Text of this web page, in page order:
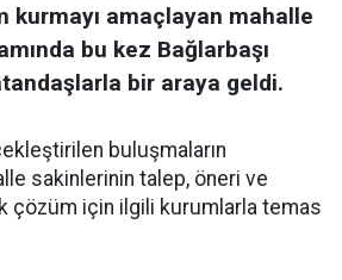
kurmayı amaçlayan mahalle
bu kez Bağlarbaşı
bir araya geldi.
buluşmaların
sakinlerinin talep, öneri ve
çözüm için ilgili kurumlarla temas